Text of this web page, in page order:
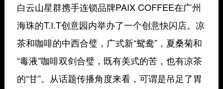
白云山星群携手连锁品牌PAIX COFFEE在广州
海珠的T.I.T创意园内举办了一个创意快闪店。凉
茶和咖啡的中西合璧，广式新“鸳鸯”，夏桑菊和
“毒液”咖啡双剑合璧，既有美式的苦，也有凉茶
的“甘”。从话题传播角度来看，可谓是吊足了胃